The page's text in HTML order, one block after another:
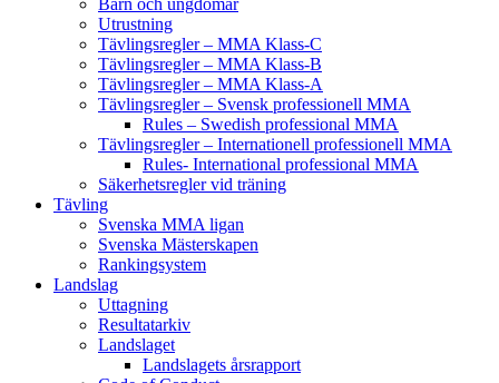
Barn och ungdomar
Utrustning
Tävlingsregler – MMA Klass-C
Tävlingsregler – MMA Klass-B
Tävlingsregler – MMA Klass-A
Tävlingsregler – Svensk professionell MMA
Rules – Swedish professional MMA
Tävlingsregler – Internationell professionell MMA
Rules- International professional MMA
Säkerhetsregler vid träning
Tävling
Svenska MMA ligan
Svenska Mästerskapen
Rankingsystem
Landslag
Uttagning
Resultatarkiv
Landslaget
Landslagets årsrapport